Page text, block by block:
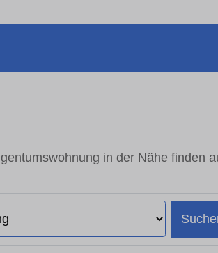
in der Nähe finden